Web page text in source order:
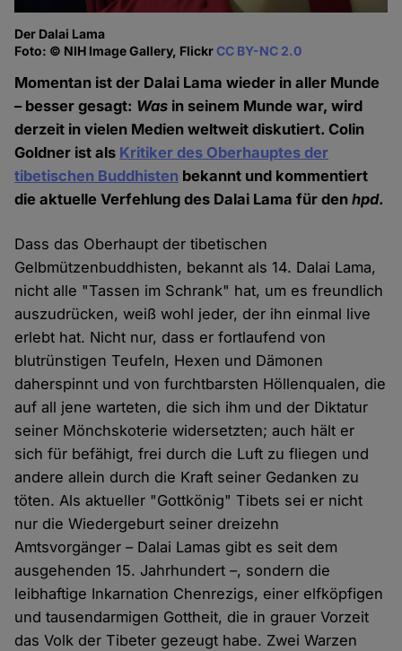
Der Dalai Lama
Foto: © NIH Image Gallery, FlickrCC BY-NC 2.0
Momentan ist der Dalai Lama wieder in aller Munde
– besser gesagt: Was in seinem Munde war, wird
derzeit in vielen Medien weltweit diskutiert. Colin
Goldner ist als Kritiker des Oberhauptes der
tibetischen Buddhisten bekannt und kommentiert
die aktuelle Verfehlung des Dalai Lama für denhpd.
Dass das Oberhaupt der tibetischen
Gelbmützenbuddhisten, bekannt als 14. Dalai Lama,
nicht alle "Tassen im Schrank" hat, um es freundlich
auszudrücken, weiß wohl jeder, der ihn einmal live
erlebt hat. Nicht nur, dass er fortlaufend von
blutrünstigen Teufeln, Hexen und Dämonen
daherspinnt und von furchtbarsten Höllenqualen, die
auf all jene warteten, die sich ihm und der Diktatur
seiner Mönchskoterie widersetzten; auch hält er
sich für befähigt, frei durch die Luft zu fliegen und
andere allein durch die Kraft seiner Gedanken zu
töten. Als aktueller "Gottkönig" Tibets sei er nicht
nur die Wiedergeburt seiner dreizehn
Amtsvorgänger – Dalai Lamas gibt es seit dem
ausgehenden 15. Jahrhundert –, sondern die
leibhaftige Inkarnation Chenrezigs, einer elfköpfigen
und tausendarmigen Gottheit, die in grauer Vorzeit
das Volk der Tibeter gezeugt habe. Zwei Warzen